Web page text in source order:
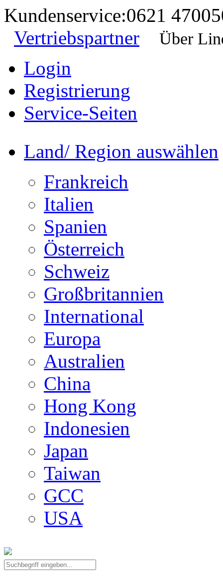
Kundenservice:0621
Vertriebspartner
Über
Login
Registrierung
Service-Seiten
Land/ Region auswählen
Frankreich
Italien
Spanien
Österreich
Schweiz
Großbritannien
International
Europa
Australien
China
Hong Kong
Indonesien
Japan
Taiwan
GCC
USA